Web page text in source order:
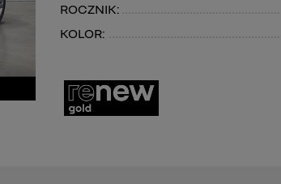
ROCZNIK:
KOLOR: